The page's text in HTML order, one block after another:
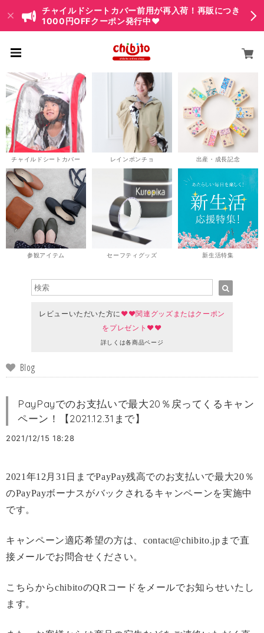
チャイルドシートカバー前用が再入荷！再販につき
1000円OFFクーポン発行中♥
チャイルドシートカバー レインポンチョ 出産・成長記念
参観アイテム セーフティグッズ 新生活特集
レビューいただいた方に ♥♥関連グッズまたはクーポン
をプレゼント♥♥
詳しくは各商品ページ
Blog
PayPayでのお支払いで最大20％戻ってくるキャン
ペーン！【2021.12.31まで】
2021/12/15 18:28
2021 年12 月31 日までPayPay残高でのお支払いで最大20 ％
のPayPayボーナスがバックされるキャンペーンを実施中
です。
キャンペーン適応希望の方は、 contact@chibito.jp まで直
接メールでお問合せください。
こちらからchibitoのQR コードをメールでお知らせいたし
ます。